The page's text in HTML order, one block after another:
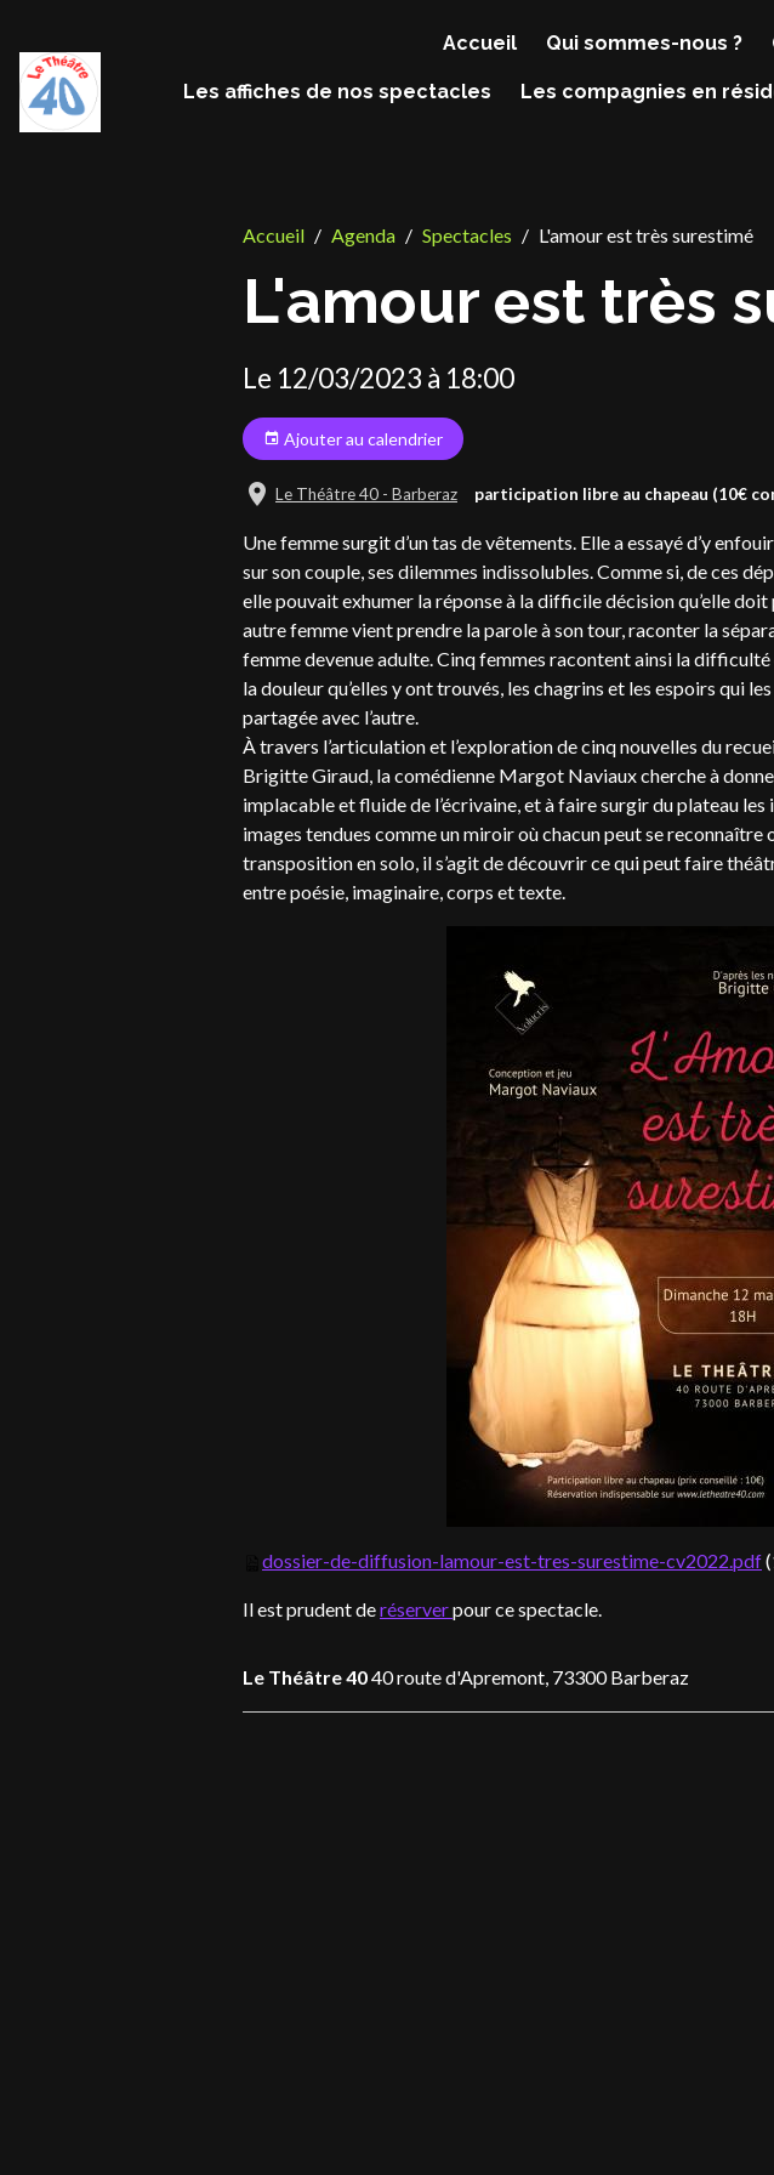
Accueil Qui sommes-nous ?
Les affiches de nos spectacles Les compagnies en
Accueil Agenda Spectacles L'amour est très surestimé
L'amour est très
Le 12/03/2023 à 18:00
Ajouter au calendrier
Le Théâtre 40 - Barberaz participation libre au chapeau (10€
Une femme surgit d’un tas de vêtements. Elle a essayé d’y
sur son couple, ses dilemmes indissolubles. Comme si, de ces
elle pouvait exhumer la réponse à la difficile décision qu’elle
autre femme vient prendre la parole à son tour, raconter la
femme devenue adulte. Cinq femmes racontent ainsi la
la douleur qu’elles y ont trouvés, les chagrins et les espoirs qui
partagée avec l’autre.
À travers l’articulation et l’exploration de cinq nouvelles du
Brigitte Giraud, la comédienne Margot Naviaux cherche à
implacable et fluide de l’écrivaine, et à faire surgir du plateau les
images tendues comme un miroir où chacun peut se reconnaître
transposition en solo, il s’agit de découvrir ce qui peut faire
entre poésie, imaginaire, corps et texte.
dossier-de-diffusion-lamour-est-tres-surestime-cv2022.pdf
Il est prudent deréserverpour ce spectacle.
Le Théâtre 4040 route d'Apremont, 73300 Barberaz